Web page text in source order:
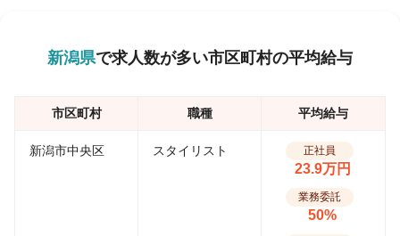
新潟県で求人数が多い市区町村の平均給与
市区町村 職種 平均給与
新潟市中央区 スタイリスト 正社員
23.9万円
業務委託
50%